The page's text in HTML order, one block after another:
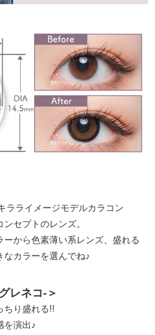
ラライメージモデルカラコン
セプトのレンズ。
から色素薄い系レンズ、盛れる
なカラーを選んでね♪
レネコ-＞
ちり盛れる!!
を演出♪